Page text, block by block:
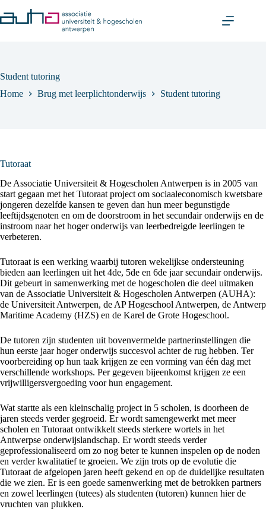
to
content
Student tutoring
Home
Brug met leerplichtonderwijs Student tutoring
Tutoraat
De Associatie Universiteit & Hogescholen Antwerpen is in 2005 van
start gegaan met het Tutoraat project om sociaaleconomisch kwetsbare
jongeren dezelfde kansen te geven dan hun meer begunstigde
leeftijdsgenoten en om de doorstroom in het secundair onderwijs en de
instroom naar het hoger onderwijs van leerbedreigde leerlingen te
verbeteren.
Tutoraat is een werking waarbij tutoren wekelijkse ondersteuning
bieden aan leerlingen uit het 4de, 5de en 6de jaar secundair onderwijs.
Dit gebeurt in samenwerking met de hogescholen die deel uitmaken
van de Associatie Universiteit & Hogescholen Antwerpen (AUHA):
de Universiteit Antwerpen, de AP Hogeschool Antwerpen, de Antwerp
Maritime Academy (HZS) en de Karel de Grote Hogeschool.
De tutoren zijn studenten uit bovenvermelde partnerinstellingen die
hun eerste jaar hoger onderwijs succesvol achter de rug hebben. Ter
voorbereiding op hun taak krijgen ze een vorming van één dag met
verschillende workshops. Per gegeven bijeenkomst krijgen ze een
vrijwilligersvergoeding voor hun engagement.
Wat startte als een kleinschalig project in 5 scholen, is doorheen de
jaren steeds verder gegroeid. Er wordt samengewerkt met meer
scholen en Tutoraat ontwikkelt steeds sterkere wortels in het
Antwerpse onderwijslandschap. Er wordt steeds verder
geprofessionaliseerd om zo nog beter te kunnen inspelen op de noden
en verder kwalitatief te groeien. We zijn trots op de evolutie die
Tutoraat de afgelopen jaren heeft gekend en op de duidelijke resultaten
die we zien. Er is een goede samenwerking met de betrokken partners
en zowel leerlingen (tutees) als studenten (tutoren) kunnen hier de
vruchten van plukken.